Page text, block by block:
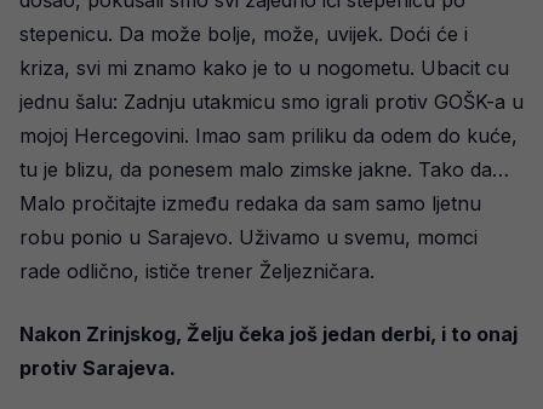
stepenicu. Da može bolje, može, uvijek. Doći će i
kriza, svi mi znamo kako je to u nogometu. Ubacit cu
jednu šalu: Zadnju utakmicu smo igrali protiv GOŠK-a u
mojoj Hercegovini. Imao sam priliku da odem do kuće,
tu je blizu, da ponesem malo zimske jakne. Tako da…
Malo pročitajte između redaka da sam samo ljetnu
robu ponio u Sarajevo. Uživamo u svemu, momci
rade odlično, ističe trener Željezničara.
Nakon Zrinjskog, Želju čeka još jedan derbi, i to onaj
protiv Sarajeva.